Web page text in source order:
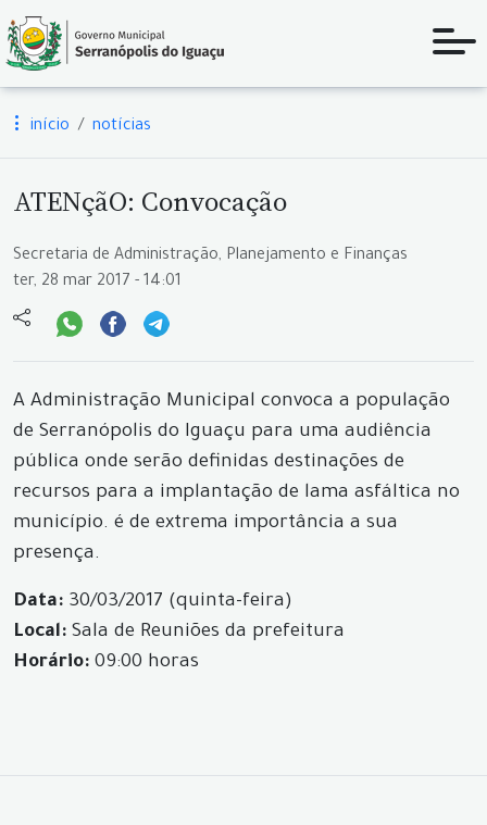
início notícias
ATENçãO: Convocação
Secretaria de Administração, Planejamento e Finanças
ter, 28 mar 2017 - 14:01
A Administração Municipal convoca a população
de Serranópolis do Iguaçu para uma audiência
pública onde serão definidas destinações de
recursos para a implantação de lama asfáltica no
município. é de extrema importância a sua
presença.
Data: 30/03/2017 (quinta-feira)
Local: Sala de Reuniões da prefeitura
Horário: 09:00 horas